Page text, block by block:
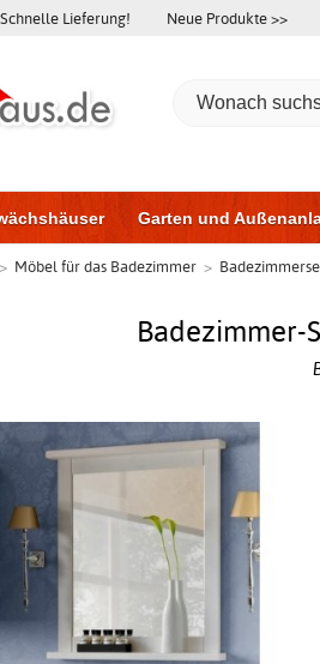
Schnelle Lieferung! Neue Produkte >>
Garten und
Haustüren Fenster
> Möbel für das Badezimmer >
Badezimmer-